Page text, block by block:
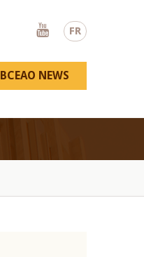
FR
Youtube
BCEAO NEWS